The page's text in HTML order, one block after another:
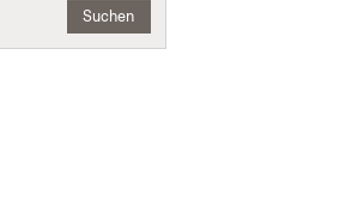
Suchen